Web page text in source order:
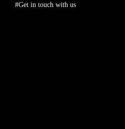
#Get in touch with us